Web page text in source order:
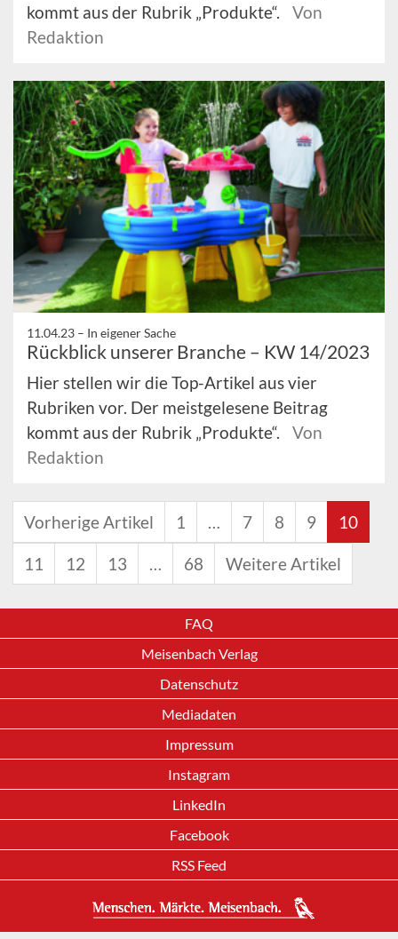
kommt aus der Rubrik „Produkte“.
Von
Redaktion
11.04.23 – In eigener Sache
Rückblick unserer Branche – KW 14/2023
Hier stellen wir die Top-Artikel aus vier
Rubriken vor. Der meistgelesene Beitrag
kommt aus der Rubrik „Produkte“.
Von
Redaktion
Vorherige Artikel 1 … 7 8 9 10
11 12 13 … 68 Weitere Artikel
FAQ
Meisenbach Verlag
Datenschutz
Mediadaten
Impressum
Instagram
LinkedIn
Facebook
RSS Feed